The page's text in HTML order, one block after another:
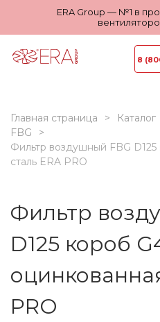
ERA Group — №1 в
8
Главная страница Каталог
FBG
Фильтр воздушный FBG
сталь ERA PRO
Фильтр
D125 короб
PRO